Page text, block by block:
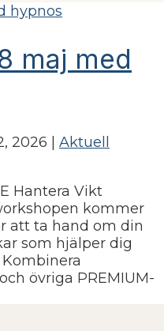
maj med
2026
Aktuell
Hantera Vikt
kommer
att ta hand om din
som hjälper dig
övriga PREMIUM-